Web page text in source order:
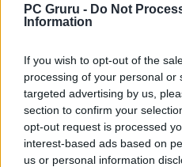
PC Gruru - Do Not
Information
If you wish to opt-out of the
processing of your personal or
targeted advertising by us,
section to confirm your
opt-out request is processed
interest-based ads based on
us or personal information
Újabb mérföldkövet
Fighter 6
LEGFRISSEBB VIDEÓNK